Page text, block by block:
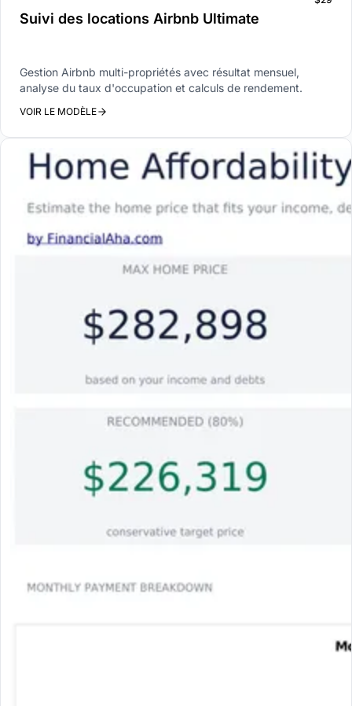
Suivi des locations Airbnb Ultimate
Gestion Airbnb multi-propriétés avec résultat mensuel,
analyse du taux d'occupation et calculs de rendement.
VOIR LE MODÈLE